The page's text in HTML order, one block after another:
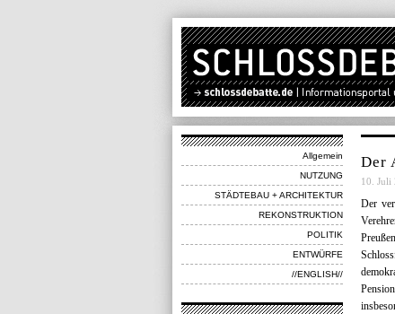
Allgemein
NUTZUNG
STÄDTEBAU + ARCHITEKTUR
REKONSTRUKTION
POLITIK
ENTWÜRFE
//ENGLISH//
Der
10. Juli
Der